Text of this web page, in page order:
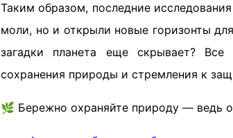
Таким образом, последние
моли, но и открыли новые горизонты
загадки планета еще скрывает?
сохранения природы и стремления к
🌿 Бережно охраняйте природу — ведь